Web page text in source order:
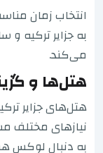
انتخاب زمان
به جزایر ترکیه
می‌کند.
هتل‌ها و
هتل‌های جزایر
نیازهای مختلف
به دنبال لوکس